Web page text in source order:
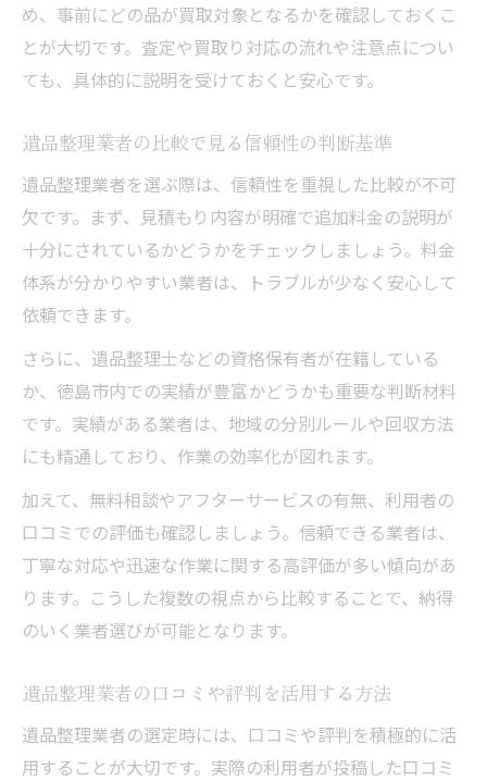
め、事前にどの品が買取対象となるかを確認しておくこ
とが大切です。査定や買取り対応の流れや注意点につい
ても、具体的に説明を受けておくと安心です。
遺品整理業者の比較で見る信頼性の判断基準
遺品整理業者を選ぶ際は、信頼性を重視した比較が不可
欠です。まず、見積もり内容が明確で追加料金の説明が
十分にされているかどうかをチェックしましょう。料金
体系が分かりやすい業者は、トラブルが少なく安心して
依頼できます。
さらに、遺品整理士などの資格保有者が在籍している
か、徳島市内での実績が豊富かどうかも重要な判断材料
です。実績がある業者は、地域の分別ルールや回収方法
にも精通しており、作業の効率化が図れます。
加えて、無料相談やアフターサービスの有無、利用者の
口コミでの評価も確認しましょう。信頼できる業者は、
丁寧な対応や迅速な作業に関する高評価が多い傾向があ
ります。こうした複数の視点から比較することで、納得
のいく業者選びが可能となります。
遺品整理業者の口コミや評判を活用する方法
遺品整理業者の選定時には、口コミや評判を積極的に活
用することが大切です。実際の利用者が投稿した口コミ